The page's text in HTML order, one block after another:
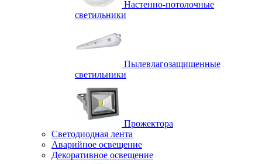
Настенно-потолочные
светильники
Пылевлагозащищенные
светильники
Прожектора
Светодиодная лента
Аварийное освещение
Декоративное освещение